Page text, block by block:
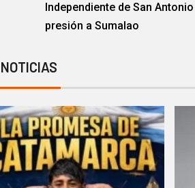
Independiente de San
presión a Sumalao